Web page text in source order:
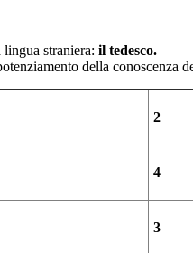
straniera: il tedesco.
della
2
4
3